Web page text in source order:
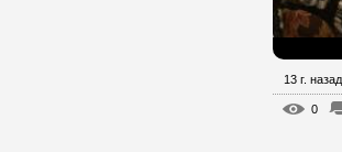
13 г. назад
0